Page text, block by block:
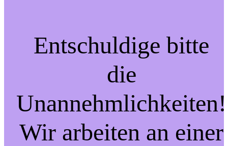
Entschuldige bitte
die
Unannehmlichkeiten!
Wir arbeiten an einer